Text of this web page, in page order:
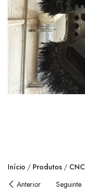
Início Produtos
CNC
Anterior
Seguinte